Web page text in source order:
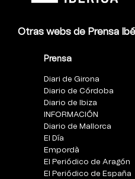
Otras webs de Prensa
Prensa
Diari de Girona
Diario de Córdoba
Diario de Ibiza
INFORMACIÓN
Diario de Mallorca
El Día
Empordà
El Periódico de Aragón
El Periódico de España